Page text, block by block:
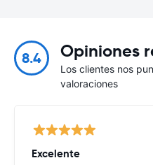
8.4 Opiniones
Los clientes nos
valoraciones
Excelente